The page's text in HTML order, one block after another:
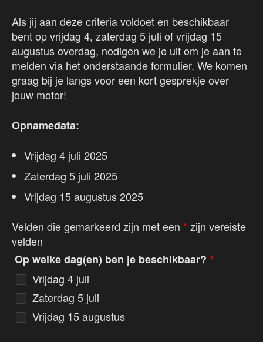
Als jij aan deze criteria voldoet en beschikbaar
bent op vrijdag 4, zaterdag 5 juli of vrijdag 15
augustus overdag, nodigen we je uit om je aan te
melden via het onderstaande formulier. We komen
graag bij je langs voor een kort gesprekje over
jouw motor!
Opnamedata:
Vrijdag 4 juli 2025
Zaterdag 5 juli 2025
Vrijdag 15 augustus 2025
Velden die gemarkeerd zijn met een * zijn vereiste
velden
Op welke dag(en) ben je beschikbaar? *
Vrijdag 4 juli
Zaterdag 5 juli
Vrijdag 15 augustus